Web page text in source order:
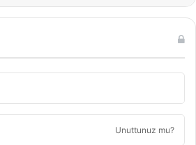
Unuttunuz mu?